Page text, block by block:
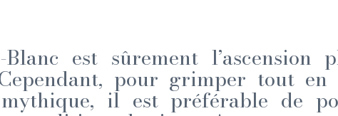
est sûrement l’ascension
pour grimper tout
il est préférable de